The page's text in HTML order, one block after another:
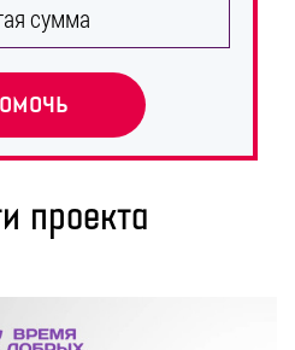
сумма
проекта